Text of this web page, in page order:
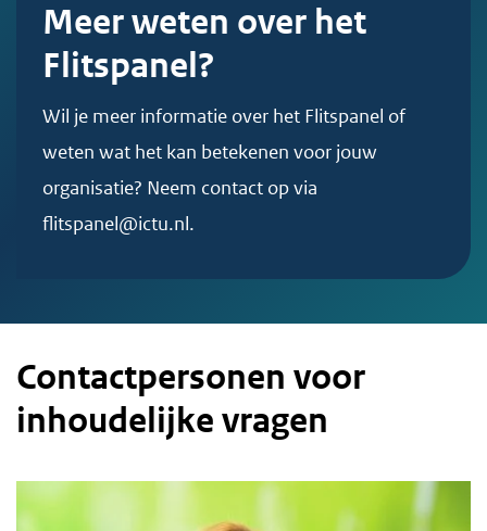
Meer weten over het
Flitspanel?
Wil je meer informatie over het Flitspanel of
weten wat het kan betekenen voor jouw
organisatie? Neem contact op via
flitspanel@ictu.nl.
Contactpersonen voor
inhoudelijke vragen